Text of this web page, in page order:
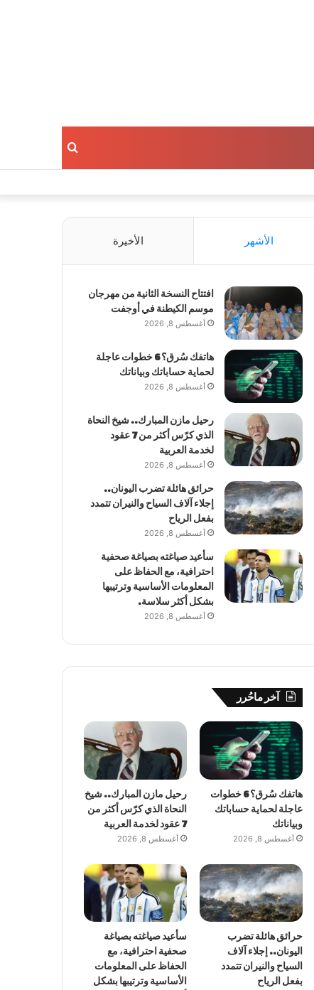
بحث
الأشهر الأخيرة
افتتاح النسخة الثانية من مهرجان
موسم الكيطنة في أوجفت
أغسطس 8, 2026
هاتفك سُرق؟ 6 خطوات عاجلة
لحماية حساباتك وبياناتك
أغسطس 8, 2026
رحيل مازن المبارك.. شيخ النحاة
الذي كرّس أكثر من 7 عقود
لخدمة العربية
أغسطس 8, 2026
حرائق هائلة تضرب اليونان..
إجلاء آلاف السياح والنيران تتمدد
بفعل الرياح
أغسطس 8, 2026
سأعيد صياغته بصياغة صحفية
احترافية، مع الحفاظ على
المعلومات الأساسية وترتيبها
بشكل أكثر سلاسة.
أغسطس 8, 2026
آخر ماحُرر
هاتفك سُرق؟ 6 خطوات
عاجلة لحماية حساباتك
وبياناتك
أغسطس 8, 2026
رحيل مازن المبارك.. شيخ
النحاة الذي كرّس أكثر من
7 عقود لخدمة العربية
أغسطس 8, 2026
حرائق هائلة تضرب
اليونان.. إجلاء آلاف
السياح والنيران تتمدد
بفعل الرياح
سأعيد صياغته بصياغة
صحفية احترافية، مع
الحفاظ على المعلومات
الأساسية وترتيبها بشكل